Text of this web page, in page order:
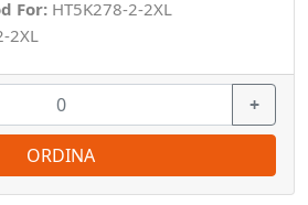
For: HT5K278-2-2XL
2XL
+
ORDINA